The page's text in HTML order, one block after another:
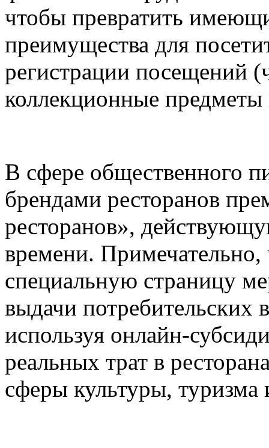
чтобы превратить
преимущества для
регистрации посещений
коллекционные
В сфере общественного
брендами ресторанов
ресторанов»,
времени. Примечательно,
специальную страницу
выдачи потребительских
используя онлайн-
реальных трат в
сферы культуры, туризма